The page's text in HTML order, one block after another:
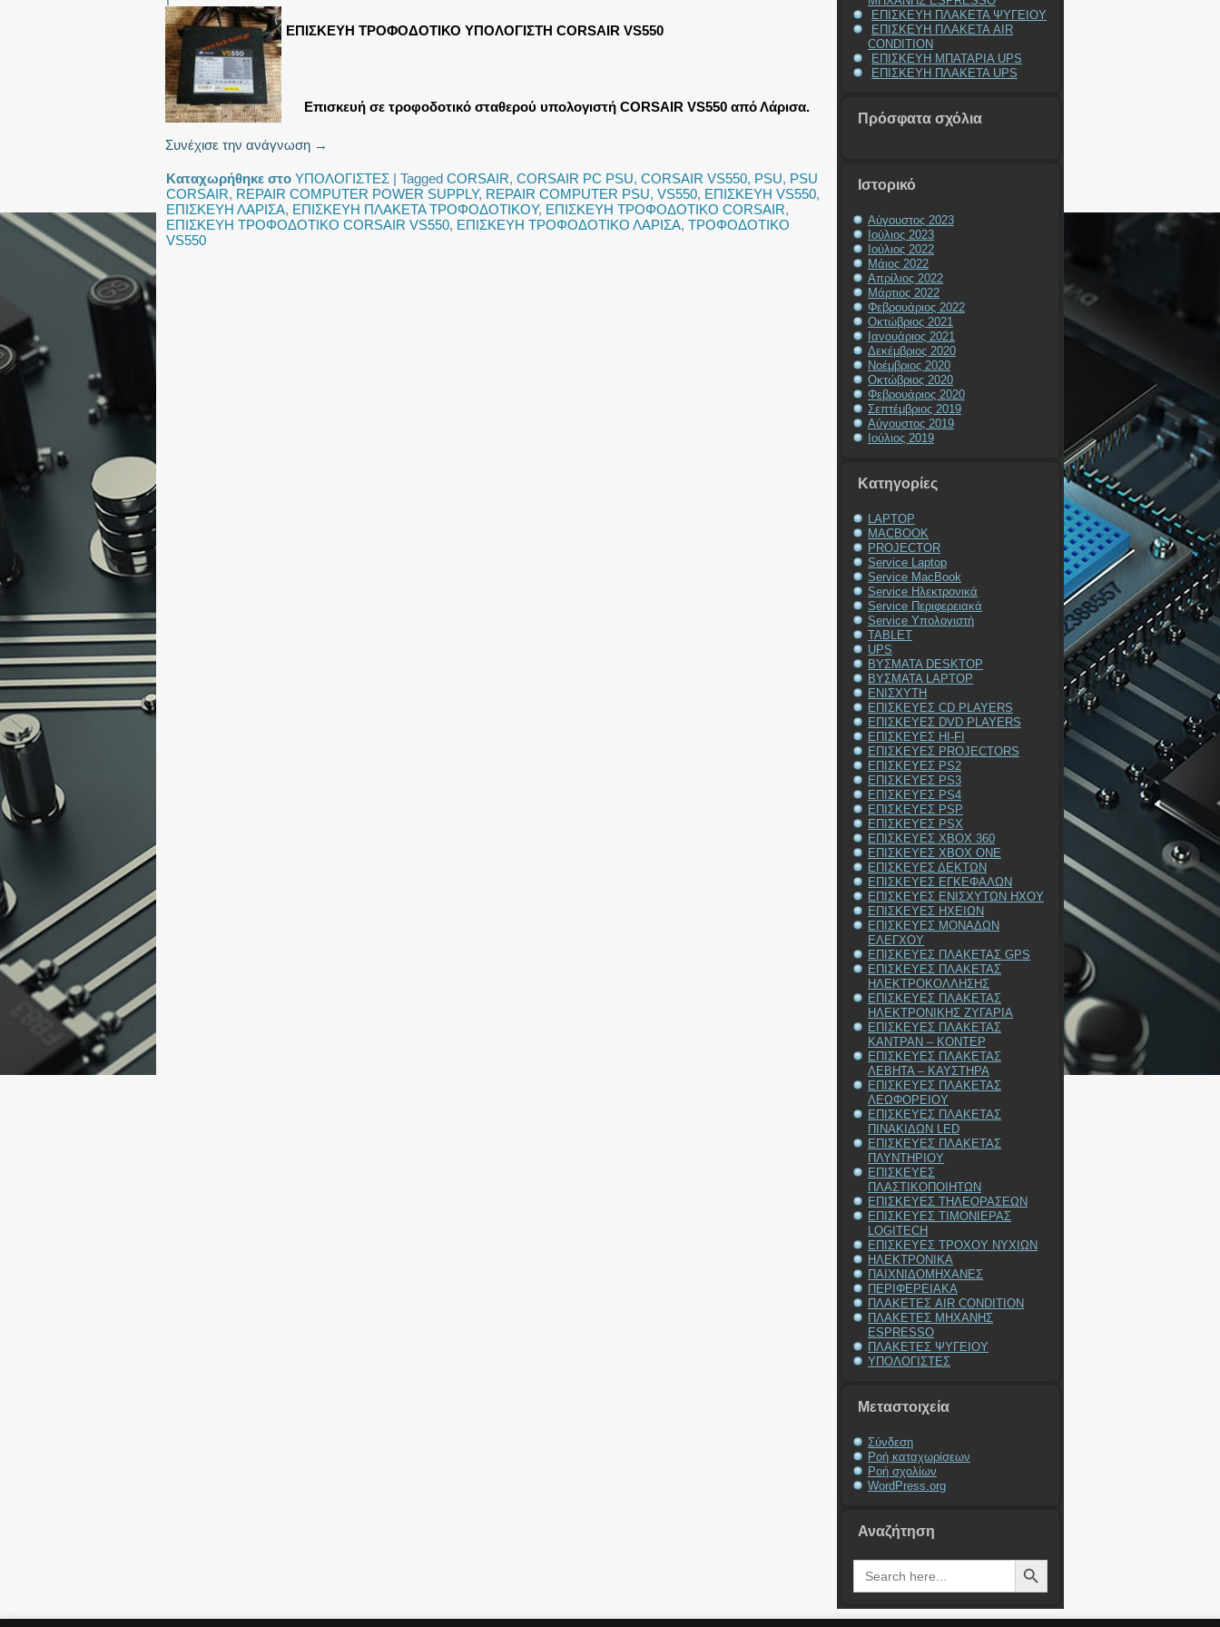
ΕΠΙΣΚΕΥΗ ΤΡΟΦΟΔΟΤΙΚΟ ΥΠΟΛΟΓΙΣΤΗ CORSAIR VS550
Επισκευή σε τροφοδοτικό σταθερού υπολογιστή CORSAIR VS550 από Λάρισα.
Συνέχισε την ανάγνωση →
Καταχωρήθηκε στο ΥΠΟΛΟΓΙΣΤΕΣ | Tagged CORSAIR, CORSAIR PC PSU, CORSAIR VS550, PSU, PSU
CORSAIR, REPAIR COMPUTER POWER SUPPLY, REPAIR COMPUTER PSU, VS550, ΕΠΙΣΚΕΥΗ VS550,
ΕΠΙΣΚΕΥΗ ΛΑΡΙΣΑ, ΕΠΙΣΚΕΥΗ ΠΛΑΚΕΤΑ ΤΡΟΦΟΔΟΤΙΚΟΥ, ΕΠΙΣΚΕΥΗ ΤΡΟΦΟΔΟΤΙΚΟ CORSAIR,
ΕΠΙΣΚΕΥΗ ΤΡΟΦΟΔΟΤΙΚΟ CORSAIR VS550, ΕΠΙΣΚΕΥΗ ΤΡΟΦΟΔΟΤΙΚΟ ΛΑΡΙΣΑ, ΤΡΟΦΟΔΟΤΙΚΟ
VS550
ΕΠΙΣΚΕΥΗ ΠΛΑΚΕΤΑ ΨΥΓΕΙΟΥ
ΕΠΙΣΚΕΥΗ ΠΛΑΚΕΤΑ AIR
CONDITION
ΕΠΙΣΚΕΥΗ ΜΠΑΤΑΡΙΑ UPS
ΕΠΙΣΚΕΥΗ ΠΛΑΚΕΤΑ UPS
Πρόσφατα σχόλια
Ιστορικό
Αύγουστος 2023
Ιούλιος 2023
Ιούλιος 2022
Μάιος 2022
Απρίλιος 2022
Μάρτιος 2022
Φεβρουάριος 2022
Οκτώβριος 2021
Ιανουάριος 2021
Δεκέμβριος 2020
Νοέμβριος 2020
Οκτώβριος 2020
Φεβρουάριος 2020
Σεπτέμβριος 2019
Αύγουστος 2019
Ιούλιος 2019
Kατηγορίες
LAPTOP
MACBOOK
PROJECTOR
Service Laptop
Service MacBook
Service Ηλεκτρονικά
Service Περιφερειακά
Service Υπολογιστή
TABLET
UPS
ΒΥΣΜΑΤΑ DESKTOP
ΒΥΣΜΑΤΑ LAPTOP
ΕΝΙΣΧΥΤΗ
ΕΠΙΣΚΕΥΕΣ CD PLAYERS
ΕΠΙΣΚΕΥΕΣ DVD PLAYERS
ΕΠΙΣΚΕΥΕΣ HI-FI
ΕΠΙΣΚΕΥΕΣ PROJECTORS
ΕΠΙΣΚΕΥΕΣ PS2
ΕΠΙΣΚΕΥΕΣ PS3
ΕΠΙΣΚΕΥΕΣ PS4
ΕΠΙΣΚΕΥΕΣ PSP
ΕΠΙΣΚΕΥΕΣ PSX
ΕΠΙΣΚΕΥΕΣ XBOX 360
ΕΠΙΣΚΕΥΕΣ XBOX ONE
ΕΠΙΣΚΕΥΕΣ ΔΕΚΤΩΝ
ΕΠΙΣΚΕΥΕΣ ΕΓΚΕΦΑΛΩΝ
ΕΠΙΣΚΕΥΕΣ ΕΝΙΣΧΥΤΩΝ ΗΧΟΥ
ΕΠΙΣΚΕΥΕΣ ΗΧΕΙΩΝ
ΕΠΙΣΚΕΥΕΣ ΜΟΝΑΔΩΝ
ΕΛΕΓΧΟΥ
ΕΠΙΣΚΕΥΕΣ ΠΛΑΚΕΤΑΣ GPS
ΕΠΙΣΚΕΥΕΣ ΠΛΑΚΕΤΑΣ
ΗΛΕΚΤΡΟΚΟΛΛΗΣΗΣ
ΕΠΙΣΚΕΥΕΣ ΠΛΑΚΕΤΑΣ
ΗΛΕΚΤΡΟΝΙΚΗΣ ΖΥΓΑΡΙΑ
ΕΠΙΣΚΕΥΕΣ ΠΛΑΚΕΤΑΣ
ΚΑΝΤΡΑΝ – ΚΟΝΤΕΡ
ΕΠΙΣΚΕΥΕΣ ΠΛΑΚΕΤΑΣ
ΛΕΒΗΤΑ – ΚΑΥΣΤΗΡΑ
ΕΠΙΣΚΕΥΕΣ ΠΛΑΚΕΤΑΣ
ΛΕΩΦΟΡΕΙΟΥ
ΕΠΙΣΚΕΥΕΣ ΠΛΑΚΕΤΑΣ
ΠΙΝΑΚΙΔΩΝ LED
ΕΠΙΣΚΕΥΕΣ ΠΛΑΚΕΤΑΣ
ΠΛΥΝΤΗΡΙΟΥ
ΕΠΙΣΚΕΥΕΣ
ΠΛΑΣΤΙΚΟΠΟΙΗΤΩΝ
ΕΠΙΣΚΕΥΕΣ ΤΗΛΕΟΡΑΣΕΩΝ
ΕΠΙΣΚΕΥΕΣ ΤΙΜΟΝΙΕΡΑΣ
LOGITECH
ΕΠΙΣΚΕΥΕΣ ΤΡΟΧΟΥ ΝΥΧΙΩΝ
ΗΛΕΚΤΡΟΝΙΚΑ
ΠΑΙΧΝΙΔΟΜΗΧΑΝΕΣ
ΠΕΡΙΦΕΡΕΙΑΚΑ
ΠΛΑΚΕΤΕΣ AIR CONDITION
ΠΛΑΚΕΤΕΣ ΜΗΧΑΝΗΣ
ESPRESSO
ΠΛΑΚΕΤΕΣ ΨΥΓΕΙΟΥ
ΥΠΟΛΟΓΙΣΤΕΣ
Μεταστοιχεία
Σύνδεση
Ροή καταχωρίσεων
Ροή σχολίων
WordPress.org
Αναζήτηση
Search
for:
Search Button